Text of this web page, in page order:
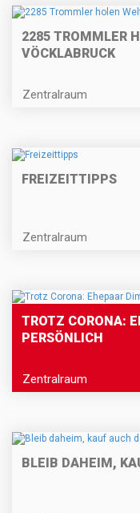
2285 TROMMLER
VÖCKLABRUCK
Zentralraum
FREIZEITTIPPS
Zentralraum
TROTZ CORONA:
PERSÖNLICH
Zentralraum
BLEIB DAHEIM,